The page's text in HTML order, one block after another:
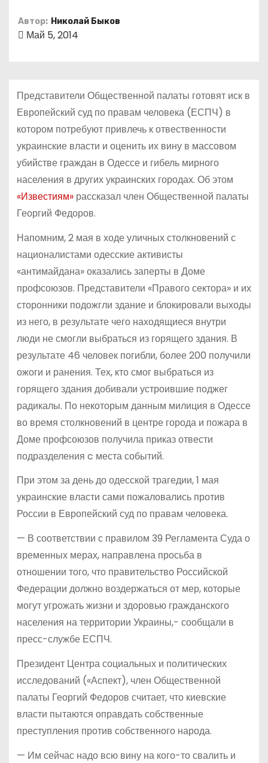
Автор: Николай Быков
Май 5, 2014
Представители Общественной палаты готовят иск в
Европейский суд по правам человека (ЕСПЧ) в
котором потребуют привлечь к отвественности
украинские власти и оценить их вину в массовом
убийстве граждан в Одессе и гибель мирного
населения в других украинских городах. Об этом
«Известиям»рассказал член Общественной палаты
Георгий Федоров.
Напомним, 2 мая в ходе уличных столкновений с
националистами одесские активисты
«антимайдана» оказались заперты в Доме
профсоюзов. Представители «Правого сектора» и их
сторонники подожгли здание и блокировали выходы
из него, в результате чего находящиеся внутри
люди не смогли выбраться из горящего здания. В
результате 46 человек погибли, более 200 получили
ожоги и ранения. Тех, кто смог выбраться из
горящего здания добивали устроившие поджег
радикалы. По некоторым данным милиция в Одессе
во время столкновений в центре города и пожара в
Доме профсоюзов получила приказ отвести
подразделения c места событий.
При этом за день до одесской трагедии, 1 мая
украинские власти сами пожаловались против
России в Европейский суд по правам человека.
— В соответствии с правилом 39 Регламента Суда о
временных мерах, направлена просьба в
отношении того, что правительство Российской
Федерации должно воздержаться от мер, которые
могут угрожать жизни и здоровью гражданского
населения на территории Украины,- сообщали в
пресс-службе ЕСПЧ.
Президент Центра социальных и политических
исследований («Аспект), член Общественной
палаты Георгий Федоров считает, что киевские
власти пытаются оправдать собственные
преступления против собственного народа.
— Им сейчас надо всю вину на кого-то свалить и